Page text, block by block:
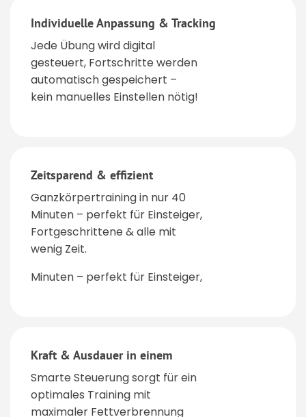
Individuelle Anpassung & Tracking
Jede Übung wird digital
gesteuert, Fortschritte werden
automatisch gespeichert –
kein manuelles Einstellen nötig!
Zeitsparend & effizient
Ganzkörpertraining in nur 40
Minuten – perfekt für Einsteiger,
Fortgeschrittene & alle mit
wenig Zeit.
Minuten – perfekt für Einsteiger,
Kraft & Ausdauer in einem
Smarte Steuerung sorgt für ein
optimales Training mit
maximaler Fettverbrennung